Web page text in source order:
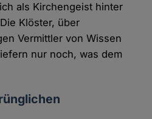
als Kirchengeist hinter
Klöster, über
Vermittler von Wissen
nur noch, was dem